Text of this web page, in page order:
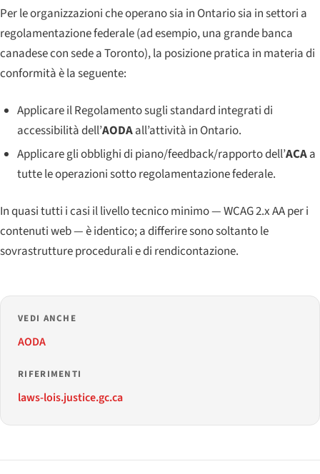
Per le organizzazioni che operano sia in Ontario sia in settori a
regolamentazione federale (ad esempio, una grande banca
canadese con sede a Toronto), la posizione pratica in materia di
conformità è la seguente:
Applicare il Regolamento sugli standard integrati di
accessibilità dell’AODAall’attività in Ontario.
Applicare gli obblighi di piano/feedback/rapporto dell’ACAa
tutte le operazioni sotto regolamentazione federale.
In quasi tutti i casi il livello tecnico minimo — WCAG 2.x AA per i
contenuti web — è identico; a differire sono soltanto le
sovrastrutture procedurali e di rendicontazione.
VEDI ANCHE
AODA
RIFERIMENTI
laws-lois.justice.gc.ca